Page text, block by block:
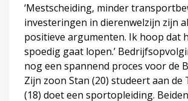
‘Mestscheiding, minder
investeringen in dierenwelzijn zijn
positieve argumenten. Ik hoop dat
spoedig gaat lopen.’
nog een spannend proces voor de
Zijn zoon Stan (20) studeert aan de
(18) doet een sportopleiding.